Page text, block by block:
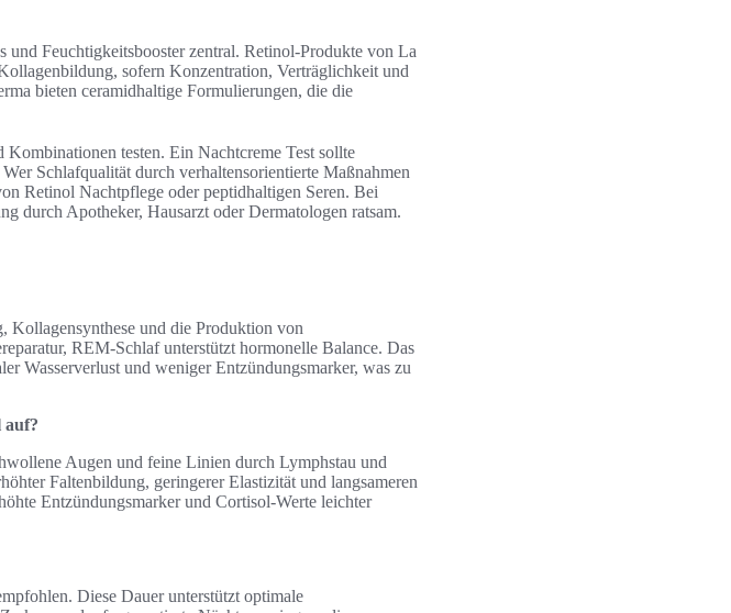
Feuchtigkeitsbooster zentral. Retinol-Produkte von La
sofern Konzentration, Verträglichkeit und
bieten ceramidhaltige Formulierungen, die die
testen. Ein Nachtcreme Test sollte
Schlafqualität durch verhaltensorientierte Maßnahmen
Retinol Nachtpflege oder peptidhaltigen Seren. Bei
durch Apotheker, Hausarzt oder Dermatologen ratsam.
Kollagensynthese und die Produktion von
REM-Schlaf unterstützt hormonelle Balance. Das
Wasserverlust und weniger Entzündungsmarker, was zu
auf?
Augen und feine Linien durch Lymphstau und
Faltenbildung, geringerer Elastizität und langsameren
Entzündungsmarker und Cortisol-Werte leichter
Diese Dauer unterstützt optimale